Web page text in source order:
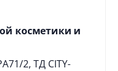
косметики и
2, ТД CITY-